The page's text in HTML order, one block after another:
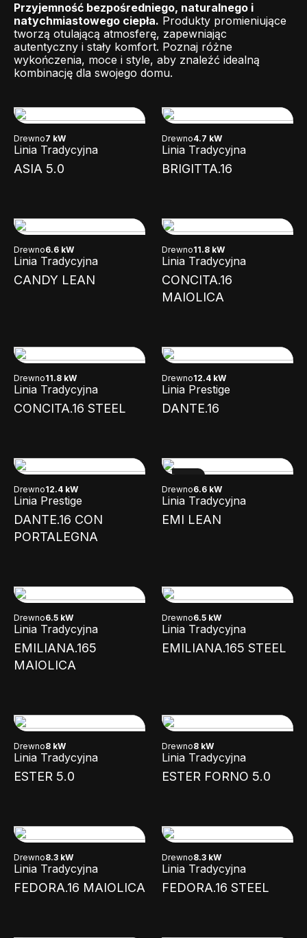
Przyjemność bezpośredniego, naturalnego i
natychmiastowego ciepła. Produkty promieniujące
tworzą otulającą atmosferę, zapewniając
autentyczny i stały komfort. Poznaj różne
wykończenia, moce i style, aby znaleźć idealną
kombinację dla swojego domu.
Drewno7 kW
Linia Tradycyjna
ASIA 5.0
Drewno4.7 kW
Linia Tradycyjna
BRIGITTA.16
Drewno6.6 kW
Linia Tradycyjna
CANDY LEAN
Drewno11.8 kW
Linia Tradycyjna
CONCITA.16
MAIOLICA
Drewno11.8 kW
Linia Tradycyjna
CONCITA.16 STEEL
Drewno12.4 kW
Linia Prestige
DANTE.16
Drewno12.4 kW
Linia Prestige
DANTE.16 CON
PORTALEGNA
Drewno6.6 kW
Linia Tradycyjna
EMI LEAN
Drewno6.5 kW
Linia Tradycyjna
EMILIANA.165
MAIOLICA
Drewno6.5 kW
Linia Tradycyjna
EMILIANA.165 STEEL
Drewno8 kW
Linia Tradycyjna
ESTER 5.0
Drewno8 kW
Linia Tradycyjna
ESTER FORNO 5.0
Drewno8.3 kW
Linia Tradycyjna
FEDORA.16 MAIOLICA
Drewno8.3 kW
Linia Tradycyjna
FEDORA.16 STEEL